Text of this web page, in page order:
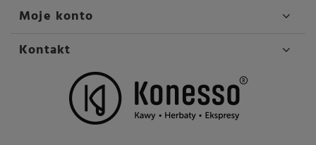
Moje konto
Kontakt